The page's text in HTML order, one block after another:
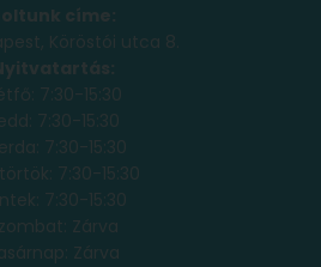
címe:
Köröstói utca 8.
7:30-15:30
7:30-15:30
7:30-15:30
7:30-15:30
7:30-15:30
Zárva
Zárva